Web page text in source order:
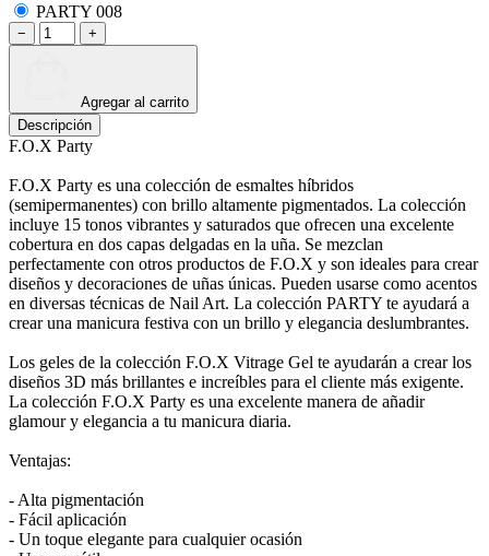
PARTY 008
− +
Agregar al carrito
Descripción
F.O.X Party
F.O.X Party es una colección de esmaltes híbridos
(semipermanentes) con brillo altamente pigmentados. La colección
incluye 15 tonos vibrantes y saturados que ofrecen una excelente
cobertura en dos capas delgadas en la uña. Se mezclan
perfectamente con otros productos de F.O.X y son ideales para crear
diseños y decoraciones de uñas únicas. Pueden usarse como acentos
en diversas técnicas de Nail Art. La colección PARTY te ayudará a
crear una manicura festiva con un brillo y elegancia deslumbrantes.
Los geles de la colección F.O.X Vitrage Gel te ayudarán a crear los
diseños 3D más brillantes e increíbles para el cliente más exigente.
La colección F.O.X Party es una excelente manera de añadir
glamour y elegancia a tu manicura diaria.
Ventajas:
- Alta pigmentación
- Fácil aplicación
- Un toque elegante para cualquier ocasión